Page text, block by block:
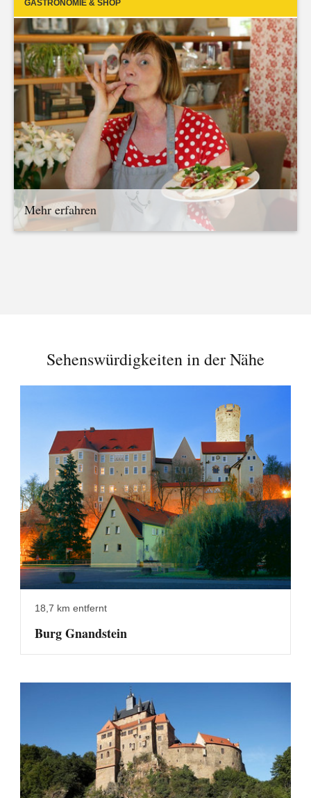
GASTRONOMIE & SHOP
Mehr erfahren
Sehenswürdigkeiten in der Nähe
18,7 km entfernt
Burg Gnandstein